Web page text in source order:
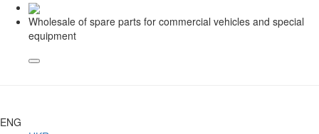
Wholesale of spare parts for commercial vehicles and special
equipment
ENG